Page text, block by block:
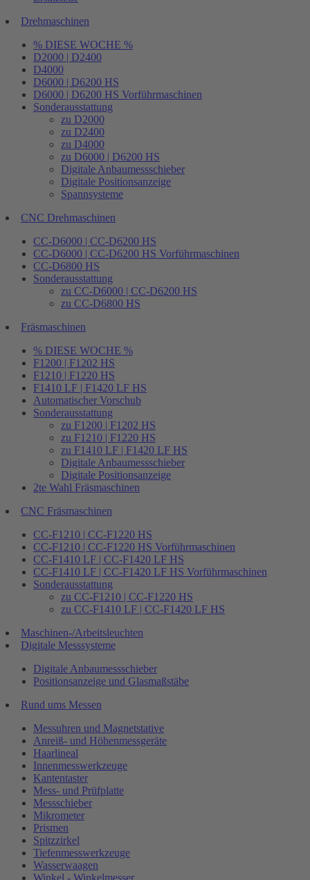
Drehmaschinen
% DIESE WOCHE %
D2000 | D2400
D4000
D6000 | D6200 HS
D6000 | D6200 HS Vorführmaschinen
Sonderausstattung
zu D2000
zu D2400
zu D4000
zu D6000 | D6200 HS
Digitale Anbaumessschieber
Digitale Positionsanzeige
Spannsysteme
CNC Drehmaschinen
CC-D6000 | CC-D6200 HS
CC-D6000 | CC-D6200 HS Vorführmaschinen
CC-D6800 HS
Sonderausstattung
zu CC-D6000 | CC-D6200 HS
zu CC-D6800 HS
Fräsmaschinen
% DIESE WOCHE %
F1200 | F1202 HS
F1210 | F1220 HS
F1410 LF | F1420 LF HS
Automatischer Vorschub
Sonderausstattung
zu F1200 | F1202 HS
zu F1210 | F1220 HS
zu F1410 LF | F1420 LF HS
Digitale Anbaumessschieber
Digitale Positionsanzeige
2te Wahl Fräsmaschinen
CNC Fräsmaschinen
CC-F1210 | CC-F1220 HS
CC-F1210 | CC-F1220 HS Vorführmaschinen
CC-F1410 LF | CC-F1420 LF HS
CC-F1410 LF | CC-F1420 LF HS Vorführmaschinen
Sonderausstattung
zu CC-F1210 | CC-F1220 HS
zu CC-F1410 LF | CC-F1420 LF HS
Maschinen-/Arbeitsleuchten
Digitale Messsysteme
Digitale Anbaumessschieber
Positionsanzeige und Glasmaßstäbe
Rund ums Messen
Messuhren und Magnetstative
Anreiß- und Höhenmessgeräte
Haarlineal
Innenmesswerkzeuge
Kantentaster
Mess- und Prüfplatte
Messschieber
Mikrometer
Prismen
Spitzzirkel
Tiefenmesswerkzeuge
Wasserwaagen
Winkel - Winkelmesser